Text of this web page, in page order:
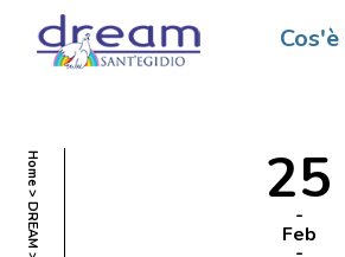
Home
DREAM
25
Feb